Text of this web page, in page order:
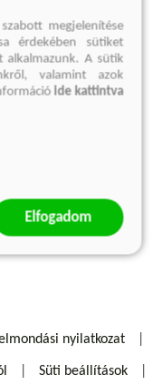
nyilatkozat
Süti beállítások
megjelenítése
érdekében sütiket
alkalmazunk. A sütik
valamint azok
ide kattintva
Elfogadom